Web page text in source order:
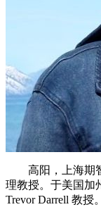
高阳，上海期智
理教授。于美国加
Trevor Darrell 教